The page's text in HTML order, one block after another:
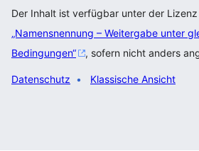
Der Inhalt ist verfügbar unter der Lizenz
„Namensnennung – Weitergabe unter
Bedingungen“
, sofern nicht anders
Datenschutz Klassische Ansicht